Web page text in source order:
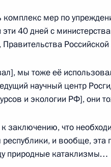
президентом Германии
Кремль
таможенной
Кремль
комплекс мер по
40 дней с
мы тоже её
научный центр
и экологии РФ], они
заключению, что
и вообще, эта
природные катаклизмы…